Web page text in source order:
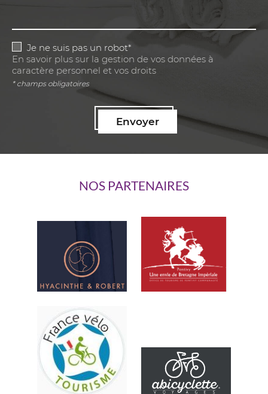
Je ne suis pas un robot*
En savoir plus sur la gestion de vos données à
caractère personnel et vos droits
* champs obligatoires
Envoyer
NOS PARTENAIRES